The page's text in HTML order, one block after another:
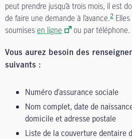
peut prendre jusqu’à trois mois, il est
de faire une demande à l’avance.2
soumisesen ligne ou par téléphone.
Vous aurez besoin des
suivants :
Numéro d’assurance sociale
Nom complet, date de
domicile et adresse postale
Liste de la couverture dentaire